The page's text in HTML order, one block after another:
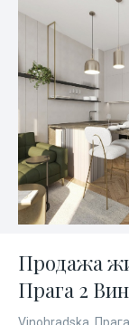
Продажа
Прага 2